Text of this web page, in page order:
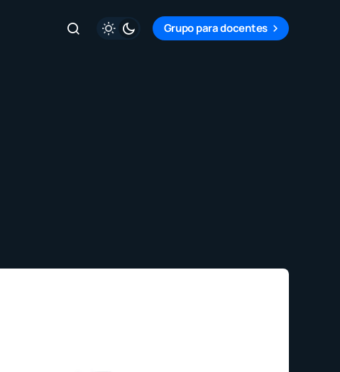
Grupo para docentes